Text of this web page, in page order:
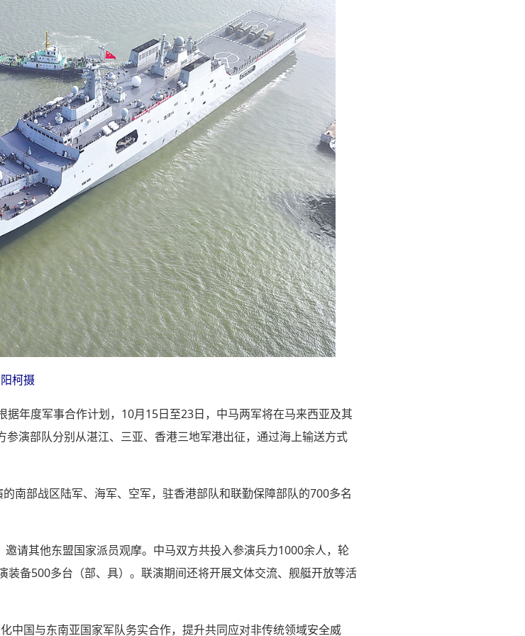
柯摄
年度军事合作计划，10月15日至23日，中马两军将在马来西亚及其
参演部队分别从湛江、三亚、香港三地军港出征，通过海上输送方式
南部战区陆军、海军、空军，驻香港部队和联勤保障部队的700多名
请其他东盟国家派员观摩。中马双方共投入参演兵力1000余人，轮
备500多台（部、具）。联演期间还将开展文体交流、舰艇开放等活
中国与东南亚国家军队务实合作，提升共同应对非传统领域安全威